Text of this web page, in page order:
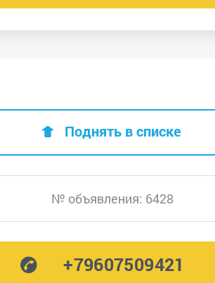
Поднять в списке
№ объявления: 6428
+79607509421